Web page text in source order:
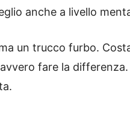
anche a livello
un trucco furbo.
fare la